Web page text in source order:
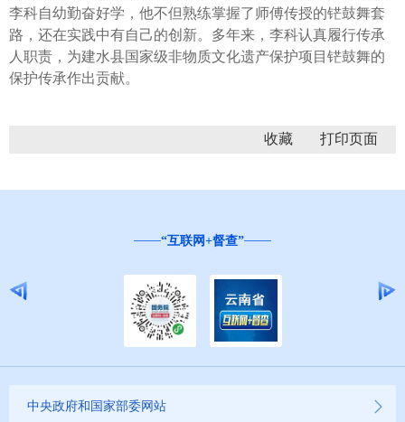
李科自幼勤奋好学，他不但熟练掌握了师傅传授的铓鼓舞套
路，还在实践中有自己的创新。多年来，李科认真履行传承
人职责，为建水县国家级非物质文化遗产保护项目铓鼓舞的
保护传承作出贡献。
收藏
“互联网+督查”
中央政府和国家部委网站